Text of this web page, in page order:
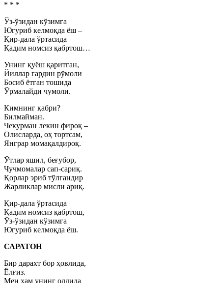
* * *
Ўз-ўзидан кўзимга
Югуриб келмоқда ёш –
Қир-дала ўртасида
Қадим номсиз қабртош…
Унинг қуёш қаритган,
Йиллар гардин рўмоли
Босиб ётган тошида
Ўрмалайди чумоли.
Кимнинг қабри?
Билмайман.
Чекурман лекин фироқ –
Олисларда, оҳ тортсам,
Янграр момақалдироқ.
Ўтлар яшил, беғубор,
Чучмомалар сап-сариқ.
Қорлар эриб тўлгандир
Жарликлар мисли ариқ.
Қир-дала ўртасида
Қадим номсиз қабртош,
Ўз-ўзидан кўзимга
Югуриб келмоқда ёш.
САРАТОН
Бир дарахт бор ҳовлида,
Ёлғиз.
Мен ҳам унинг олдида